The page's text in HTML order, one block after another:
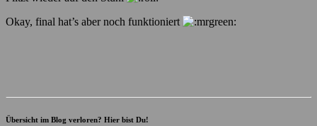
Okay, final hat’s aber noch funktioniert
Übersicht im Blog verloren? Hier bist Du!